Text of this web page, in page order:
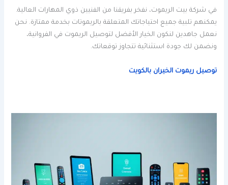
في شركة بيت الريموت، نفخر بفريقنا من الفنيين ذوي المهارات العالية.
يمكنهم تلبية جميع احتياجاتك المتعلقة بالريموتات بخدمة ممتازة. نحن
نعمل جاهدين لنكون الخيار الأفضل لتوصيل الريموت في الفروانية،
ونضمن لك جودة استثنائية تتجاوز توقعاتك.
توصيل ريموت الخيران بالكويت